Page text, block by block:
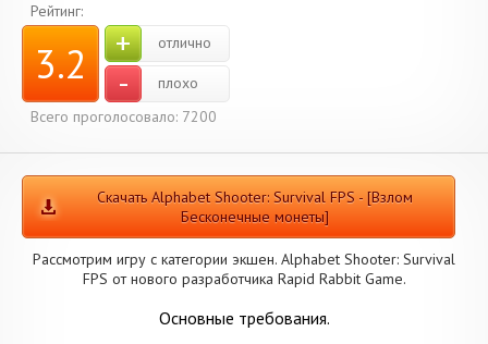
Рейтинг:
3.2 + отлично
-
плохо
Всего проголосовало: 7200
Скачать Alphabet Shooter: Survival FPS - [Взлом
Бесконечные монеты]
Рассмотрим игру с категории экшен. Alphabet Shooter: Survival
FPS от нового разработчика Rapid Rabbit Game.
Основные требования.